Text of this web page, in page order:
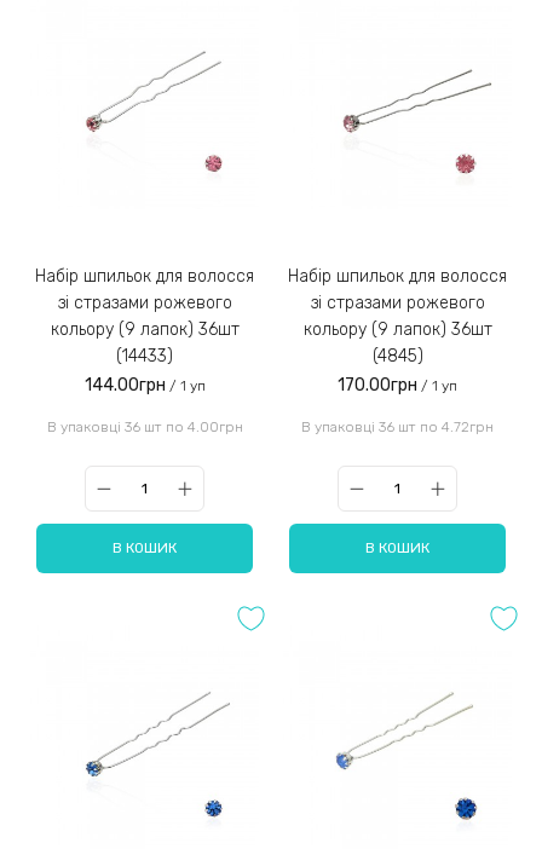
Набір шпильок для волосся
зі стразами рожевого
кольору (9 лапок) 36шт
(14433)
144.00грн / 1 уп
В упаковці 36 шт по 4.00грн
В КОШИК
Набір шпильок для волосся
зі стразами рожевого
кольору (9 лапок) 36шт
(4845)
170.00грн / 1 уп
В упаковці 36 шт по 4.72грн
В КОШИК